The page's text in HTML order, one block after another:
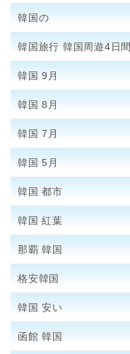
韓国の
韓国旅行 韓国周遊4日間
韓国 9月
韓国 8月
韓国 7月
韓国 5月
韓国 都市
韓国 紅葉
那覇 韓国
格安韓国
韓国 安い
函館 韓国